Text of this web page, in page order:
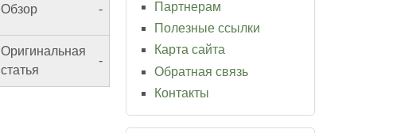
Обзор -
Оригинальная
статья
-
Партнерам
Полезные ссылки
Карта сайта
Обратная связь
Контакты